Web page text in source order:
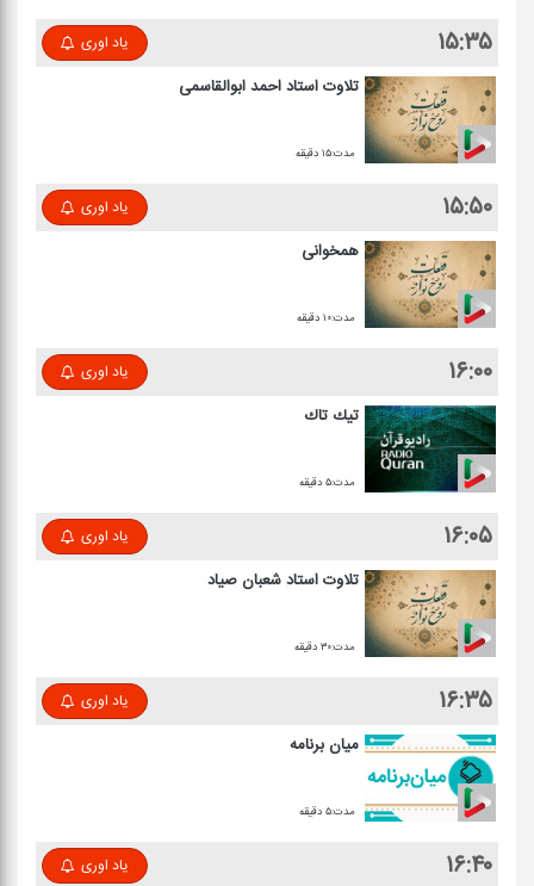
۱۵:۳۵ یاد اوری
تلاوت استاد احمد ابوالقاسمی
مدت:۱۵ دقیقه
۱۵:۵۰ یاد اوری
همخوانی
مدت:۱۰ دقیقه
۱۶:۰۰ یاد اوری
تیك تاك
مدت:۵ دقیقه
۱۶:۰۵ یاد اوری
تلاوت استاد شعبان صیاد
مدت:۳۰ دقیقه
۱۶:۳۵ یاد اوری
میان برنامه
مدت:۵ دقیقه
۱۶:۴۰ یاد اوری